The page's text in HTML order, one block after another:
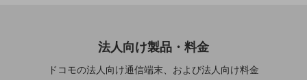
NTTドコモビジネス
法人向け製品・料金
ドコモの法人向け通信端末、および法人向け料金